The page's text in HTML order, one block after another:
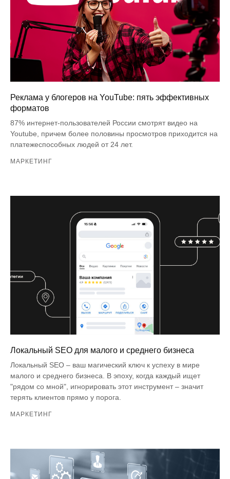
Реклама у блогеров на YouTube: пять эффективных
форматов
87% интернет-пользователей России смотрят видео на
Youtube, причем более половины просмотров приходится на
платежеспособных людей от 24 лет.
МАРКЕТИНГ
Локальный SEO для малого и среднего бизнеса
Локальный SEO – ваш магический ключ к успеху в мире
малого и среднего бизнеса. В эпоху, когда каждый ищет
"рядом со мной", игнорировать этот инструмент – значит
терять клиентов прямо у порога.
МАРКЕТИНГ